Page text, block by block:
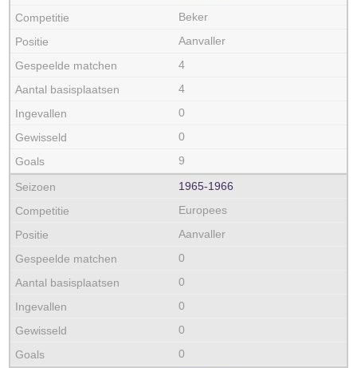
Beker
Aanvaller
4
4
0
0
9
1965‑1966
Europees
Aanvaller
0
0
0
0
0